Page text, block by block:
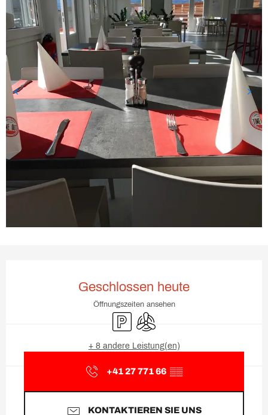
Geschlossen heute
Öffnungszeiten ansehen
ParkplatzKlimaanlage
+ 8 andere Leistung(en)
+41 27 771 66 ▒▒
KONTAKTIEREN SIE UNS